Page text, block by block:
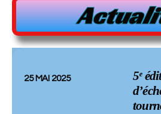
25 MAI 2025
5ᵉ